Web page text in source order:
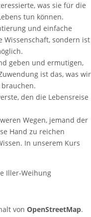
was sie für die
tun können.
und einfache
Wissenschaft, sondern ist
geben und ermutigen,
ist das, was wir
den die Lebensreise
Wegen, jemand der
Hand zu reichen
In unserem Kurs
Iller-Weihung
von OpenStreetMap.